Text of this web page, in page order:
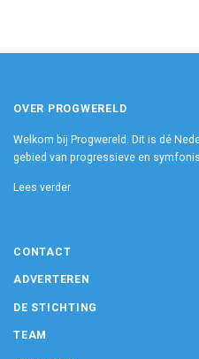
OVER PROGWERELD
Welkom bij Progwereld. Dit is dé
gebied van progressieve en
Lees verder
CONTACT
ADVERTEREN
DE STICHTING
TEAM